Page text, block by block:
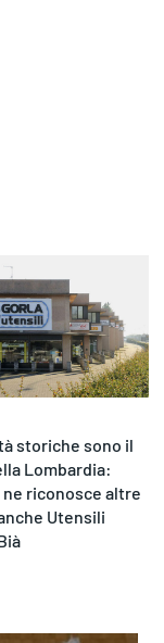
storiche sono il
Lombardia:
ne riconosce altre
anche Utensili